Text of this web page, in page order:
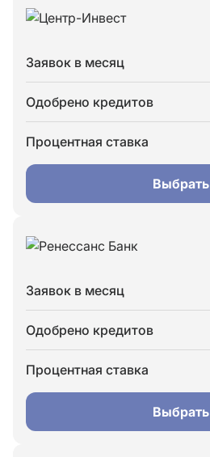
Заявок в месяц
Одобрено кредитов
Процентная ставка
Выбрать
Заявок в месяц
Одобрено кредитов
Процентная ставка
Выбрать